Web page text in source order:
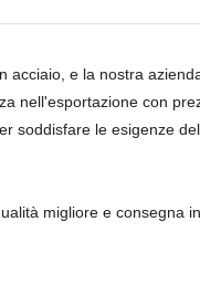
acciaio, e la nostra
nell'esportazione con
soddisfare le esigenze
migliore e consegna